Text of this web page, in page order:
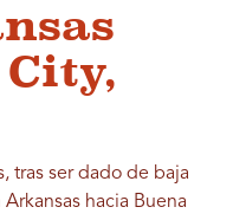
tras ser dado de baja
hacia Buena